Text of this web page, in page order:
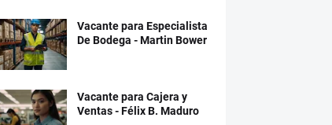
Vacante para Especialista
De Bodega - Martin Bower
Vacante para Cajera y
Ventas - Félix B. Maduro